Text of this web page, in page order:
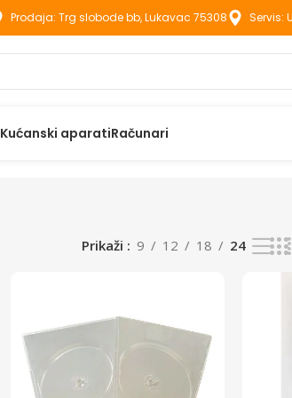
Prodaja: Trg slobode bb, Lukavac 75308 Servis:
Kućanski aparatiRačunari
Prikaži 9 12 18 24